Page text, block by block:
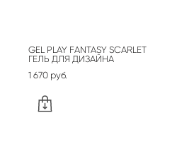
GEL PLAY FANTASY SCARLET
ГЕЛЬ ДЛЯ ДИЗАЙНА
1 670 pуб.